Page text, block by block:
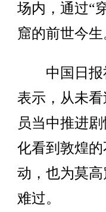
场内，通过“
窟的前世今生
中国日报
表示，从未
员当中推进
化看到敦煌
动，也为莫
难过。